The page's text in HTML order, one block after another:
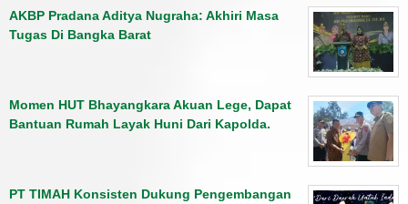
AKBP Pradana Aditya Nugraha: Akhiri Masa
Tugas Di Bangka Barat
Momen HUT Bhayangkara Akuan Lege, Dapat
Bantuan Rumah Layak Huni Dari Kapolda.
PT TIMAH Konsisten Dukung Pengembangan